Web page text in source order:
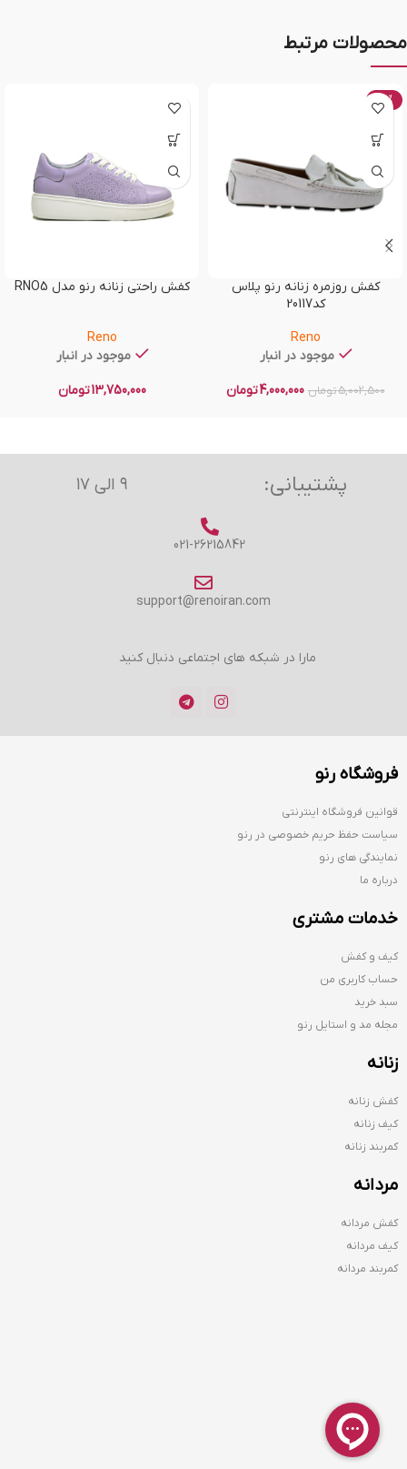
محصولات مرتبط
-20%
کفش روزمره زنانه رنو پلاس
کد20117
Reno
موجود در انبار
5,002,500تومان 4,000,000تومان
کفش راحتی زنانه رنو مدل RNO5
Reno
موجود در انبار
13,750,000تومان
پشتیبانی: ۹ الی ۱۷
021-26215842
support@renoiran.com
مارا در شبکه های اجتماعی دنبال کنید
فروشگاه رنو
قوانین فروشگاه اینترنتی
سیاست حفظ حریم خصوصی در رنو
نمایندگی های رنو
درباره ما
خدمات مشتری
کیف و کفش
حساب کاربری من
سبد خرید
مجله مد و استایل رنو
زنانه
کفش زنانه
کیف زنانه
کمربند زنانه
مردانه
کفش مردانه
کیف مردانه
کمربند مردانه